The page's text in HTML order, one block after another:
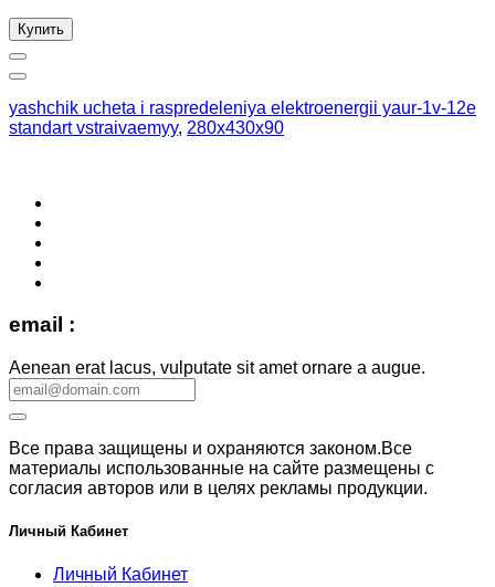
Купить
yashchik ucheta i raspredeleniya elektroenergii yaur-1v-12e
standart vstraivaemyy, 280x430x90
email :
Aenean erat lacus, vulputate sit amet ornare a augue.
Все права защищены и охраняются законом.Все
материалы использованные на сайте размещены с
согласия авторов или в целях рекламы продукции.
Личный Кабинет
Личный Кабинет